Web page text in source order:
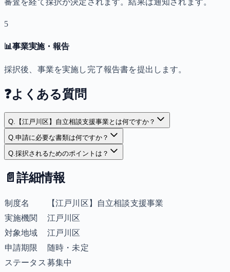
5
📊事業実施・報告
採択後、事業を実施し完了報告書を提出します。
❓よくある質問
Q. 【江戸川区】自立相談支援事業とは何ですか？
Q.申請に必要な書類は何ですか？
Q.採択されるためのポイントは？
📄 詳細情報
制度名
【江戸川区】自立相談支援事業
実施機関
江戸川区
対象地域
江戸川区
申請期限
随時・未定
ステータス 募集中